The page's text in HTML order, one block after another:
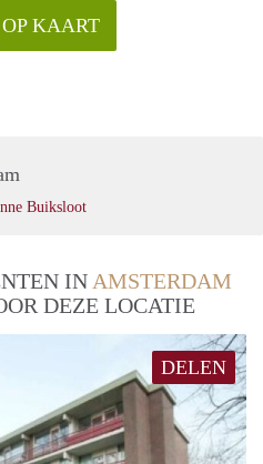
KAART
Buiksloot
IN AMSTERDAM
DEZE LOCATIE
DELEN